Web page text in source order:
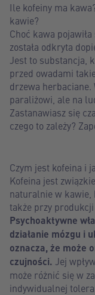
Ile kofeiny ma
kawie?
Choć kawa
została odkryta
Jest to substancja,
przed owadami
drzewa
paraliżowi, ale na
Zastanawiasz się
czego to zależy?
Czym jest kofeina i
Kofeina jest
naturalnie w kawie,
także przy
Psychoaktywne
działanie mózgu i
oznacza, że może
czujności. Jej
może różnić się w
indywidualnej